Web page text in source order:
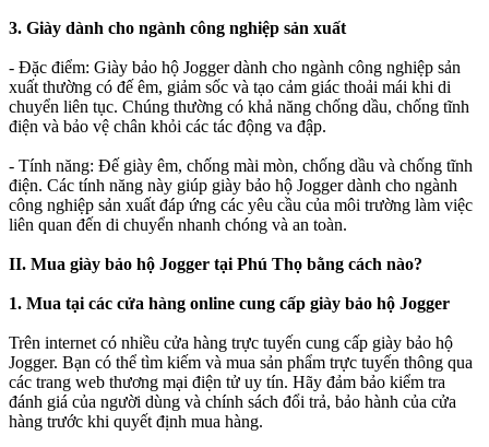
3. Giày dành cho ngành công nghiệp sản xuất
- Đặc điểm: Giày bảo hộ Jogger dành cho ngành công nghiệp sản
xuất thường có đế êm, giảm sốc và tạo cảm giác thoải mái khi di
chuyển liên tục. Chúng thường có khả năng chống dầu, chống tĩnh
điện và bảo vệ chân khỏi các tác động va đập.
- Tính năng: Đế giày êm, chống mài mòn, chống dầu và chống tĩnh
điện. Các tính năng này giúp giày bảo hộ Jogger dành cho ngành
công nghiệp sản xuất đáp ứng các yêu cầu của môi trường làm việc
liên quan đến di chuyển nhanh chóng và an toàn.
II. Mua giày bảo hộ Jogger tại Phú Thọ bằng cách nào?
1. Mua tại các cửa hàng online cung cấp giày bảo hộ Jogger
Trên internet có nhiều cửa hàng trực tuyến cung cấp giày bảo hộ
Jogger. Bạn có thể tìm kiếm và mua sản phẩm trực tuyến thông qua
các trang web thương mại điện tử uy tín. Hãy đảm bảo kiểm tra
đánh giá của người dùng và chính sách đổi trả, bảo hành của cửa
hàng trước khi quyết định mua hàng.